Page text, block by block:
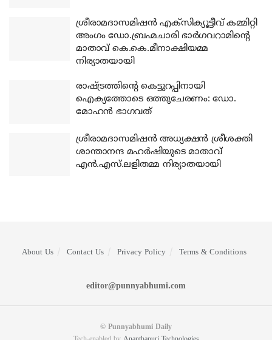
ശ്രീരാമദാസമിഷന്‍ എക്‌സിക്യൂട്ടീവ് കമ്മിറ്റി
അംഗം ഡോ.ബ്രഹ്മചാരി ഭാര്‍ഗവറാമിന്റെ
മാതാവ് കെ.കെ.മീനാക്ഷിയമ്മ
നിര്യാതയായി
രാഷ്ട്രത്തിന്റെ കെട്ടുറപ്പിനായി
ഐക്യത്തോടെ ഒത്തുചേരണം: ഡോ.
മോഹന്‍ ഭാഗവത്
ശ്രീരാമദാസമിഷന്‍ അധ്യക്ഷന്‍ ശ്രീശക്തി
ശാന്താനന്ദ മഹര്‍ഷിയുടെ മാതാവ്
എന്‍.എസ്.ലളിതമ്മ നിര്യാതയായി
About Us Contact Us Privacy Policy Terms & Conditions
editor@punnyabhumi.com
© Punnyabhumi Daily